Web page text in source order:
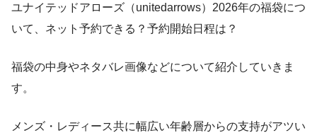
ユナイテッドアローズ（unitedarrows）2026年の福袋につ
いて、ネット予約できる？予約開始日程は？
福袋の中身やネタバレ画像などについて紹介していきま
す。
メンズ・レディース共に幅広い年齢層からの支持がアツい